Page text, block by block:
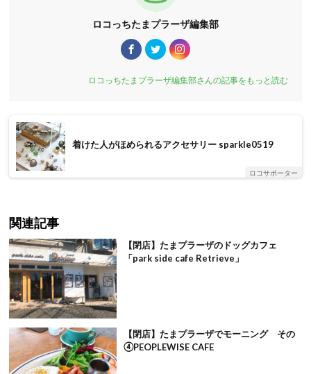
ロコっちたまプラーザ編集部
ロコっちたまプラーザ編集部さんの記事をもっと読む
着けた人がほめられるアクセサリー sparkle0519
ロコサポーター
関連記事
【閉店】たまプラーザのドッグカフェ
「park side cafe Retrieve」
【閉店】たまプラーザでモーニング その
④PEOPLEWISE CAFE